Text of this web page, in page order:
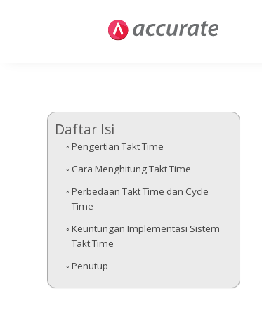
Daftar Isi
Pengertian Takt Time
Cara Menghitung Takt Time
Perbedaan Takt Time dan Cycle
Time
Keuntungan Implementasi Sistem
Takt Time
Penutup